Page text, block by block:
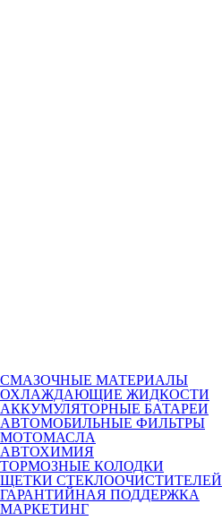
СМАЗОЧНЫЕ МАТЕРИАЛЫ
ОХЛАЖДАЮЩИЕ ЖИДКОСТИ
АККУМУЛЯТОРНЫЕ БАТАРЕИ
АВТОМОБИЛЬНЫЕ ФИЛЬТРЫ
МОТОМАСЛА
АВТОХИМИЯ
ТОРМОЗНЫЕ КОЛОДКИ
ЩЕТКИ СТЕКЛООЧИСТИТЕЛЕЙ
ГАРАНТИЙНАЯ ПОДДЕРЖКА
МАРКЕТИНГ